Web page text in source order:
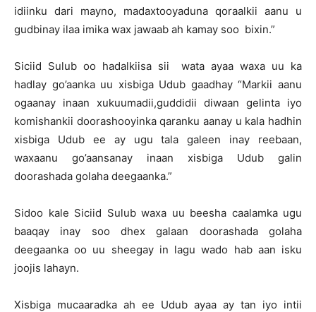
idiinku dari mayno, madaxtooyaduna qoraalkii aanu u
gudbinay ilaa imika wax jawaab ah kamay soo bixin.”
Siciid Sulub oo hadalkiisa sii wata ayaa waxa uu ka
hadlay go’aanka uu xisbiga Udub gaadhay “Markii aanu
ogaanay inaan xukuumadii,guddidii diwaan gelinta iyo
komishankii doorashooyinka qaranku aanay u kala hadhin
xisbiga Udub ee ay ugu tala galeen inay reebaan,
waxaanu go’aansanay inaan xisbiga Udub galin
doorashada golaha deegaanka.”
Sidoo kale Siciid Sulub waxa uu beesha caalamka ugu
baaqay inay soo dhex galaan doorashada golaha
deegaanka oo uu sheegay in lagu wado hab aan isku
joojis lahayn.
Xisbiga mucaaradka ah ee Udub ayaa ay tan iyo intii